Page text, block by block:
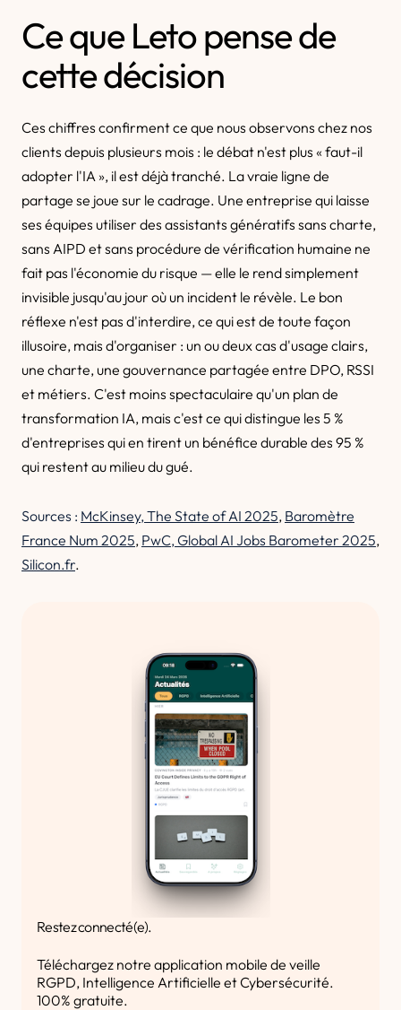
Ce que Leto pense de
cette décision
Ces chiffres confirment ce que nous observons chez nos
clients depuis plusieurs mois : le débat n'est plus « faut-il
adopter l'IA », il est déjà tranché. La vraie ligne de
partage se joue sur le cadrage. Une entreprise qui laisse
ses équipes utiliser des assistants génératifs sans charte,
sans AIPD et sans procédure de vérification humaine ne
fait pas l'économie du risque — elle le rend simplement
invisible jusqu'au jour où un incident le révèle. Le bon
réflexe n'est pas d'interdire, ce qui est de toute façon
illusoire, mais d'organiser : un ou deux cas d'usage clairs,
une charte, une gouvernance partagée entre DPO, RSSI
et métiers. C'est moins spectaculaire qu'un plan de
transformation IA, mais c'est ce qui distingue les 5 %
d'entreprises qui en tirent un bénéfice durable des 95 %
qui restent au milieu du gué.
Sources : McKinsey, The State of AI 2025, Baromètre
France Num 2025, PwC, Global AI Jobs Barometer 2025,
Silicon.fr.
Restez connecté(e).
Téléchargez notre application mobile de veille
RGPD, Intelligence Artificielle et Cybersécurité.
100% gratuite.